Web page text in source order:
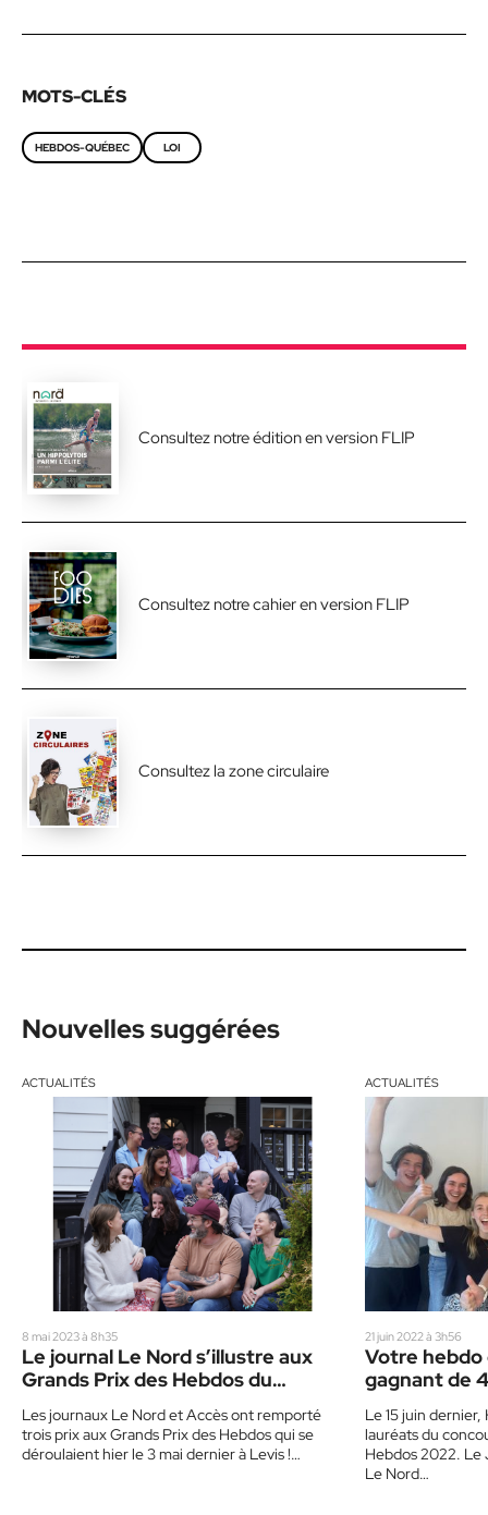
MOTS-CLÉS
HEBDOS-QUÉBEC LOI
Consultez notre édition en version FLIP
Consultez notre cahier en version FLIP
Consultez la zone circulaire
Nouvelles suggérées
ACTUALITÉS
8 mai 2023 à 8h35
Le journal Le Nord s’illustre aux
Grands Prix des Hebdos du
Les journaux Le Nord et Accès ont remporté
trois prix aux Grands Prix des Hebdos qui se
déroulaient hier le 3 mai dernier à Levis !…
ACTUALITÉS
21 juin 2022 à 3h56
Votre hebdo
gagnant de
Le 15 juin
lauréats du
Hebdos 2022. Le
Le Nord…